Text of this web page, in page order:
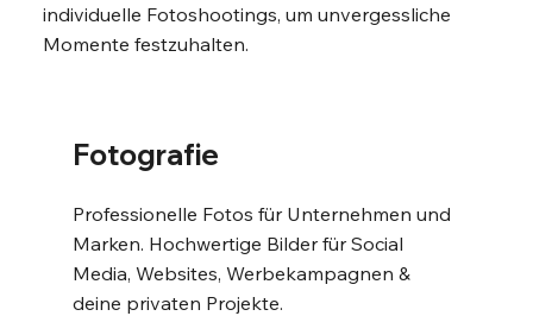
individuelle Fotoshootings, um unvergessliche
Momente festzuhalten.
Fotografie
Professionelle Fotos für Unternehmen und
Marken. Hochwertige Bilder für Social
Media, Websites, Werbekampagnen &
deine privaten Projekte.